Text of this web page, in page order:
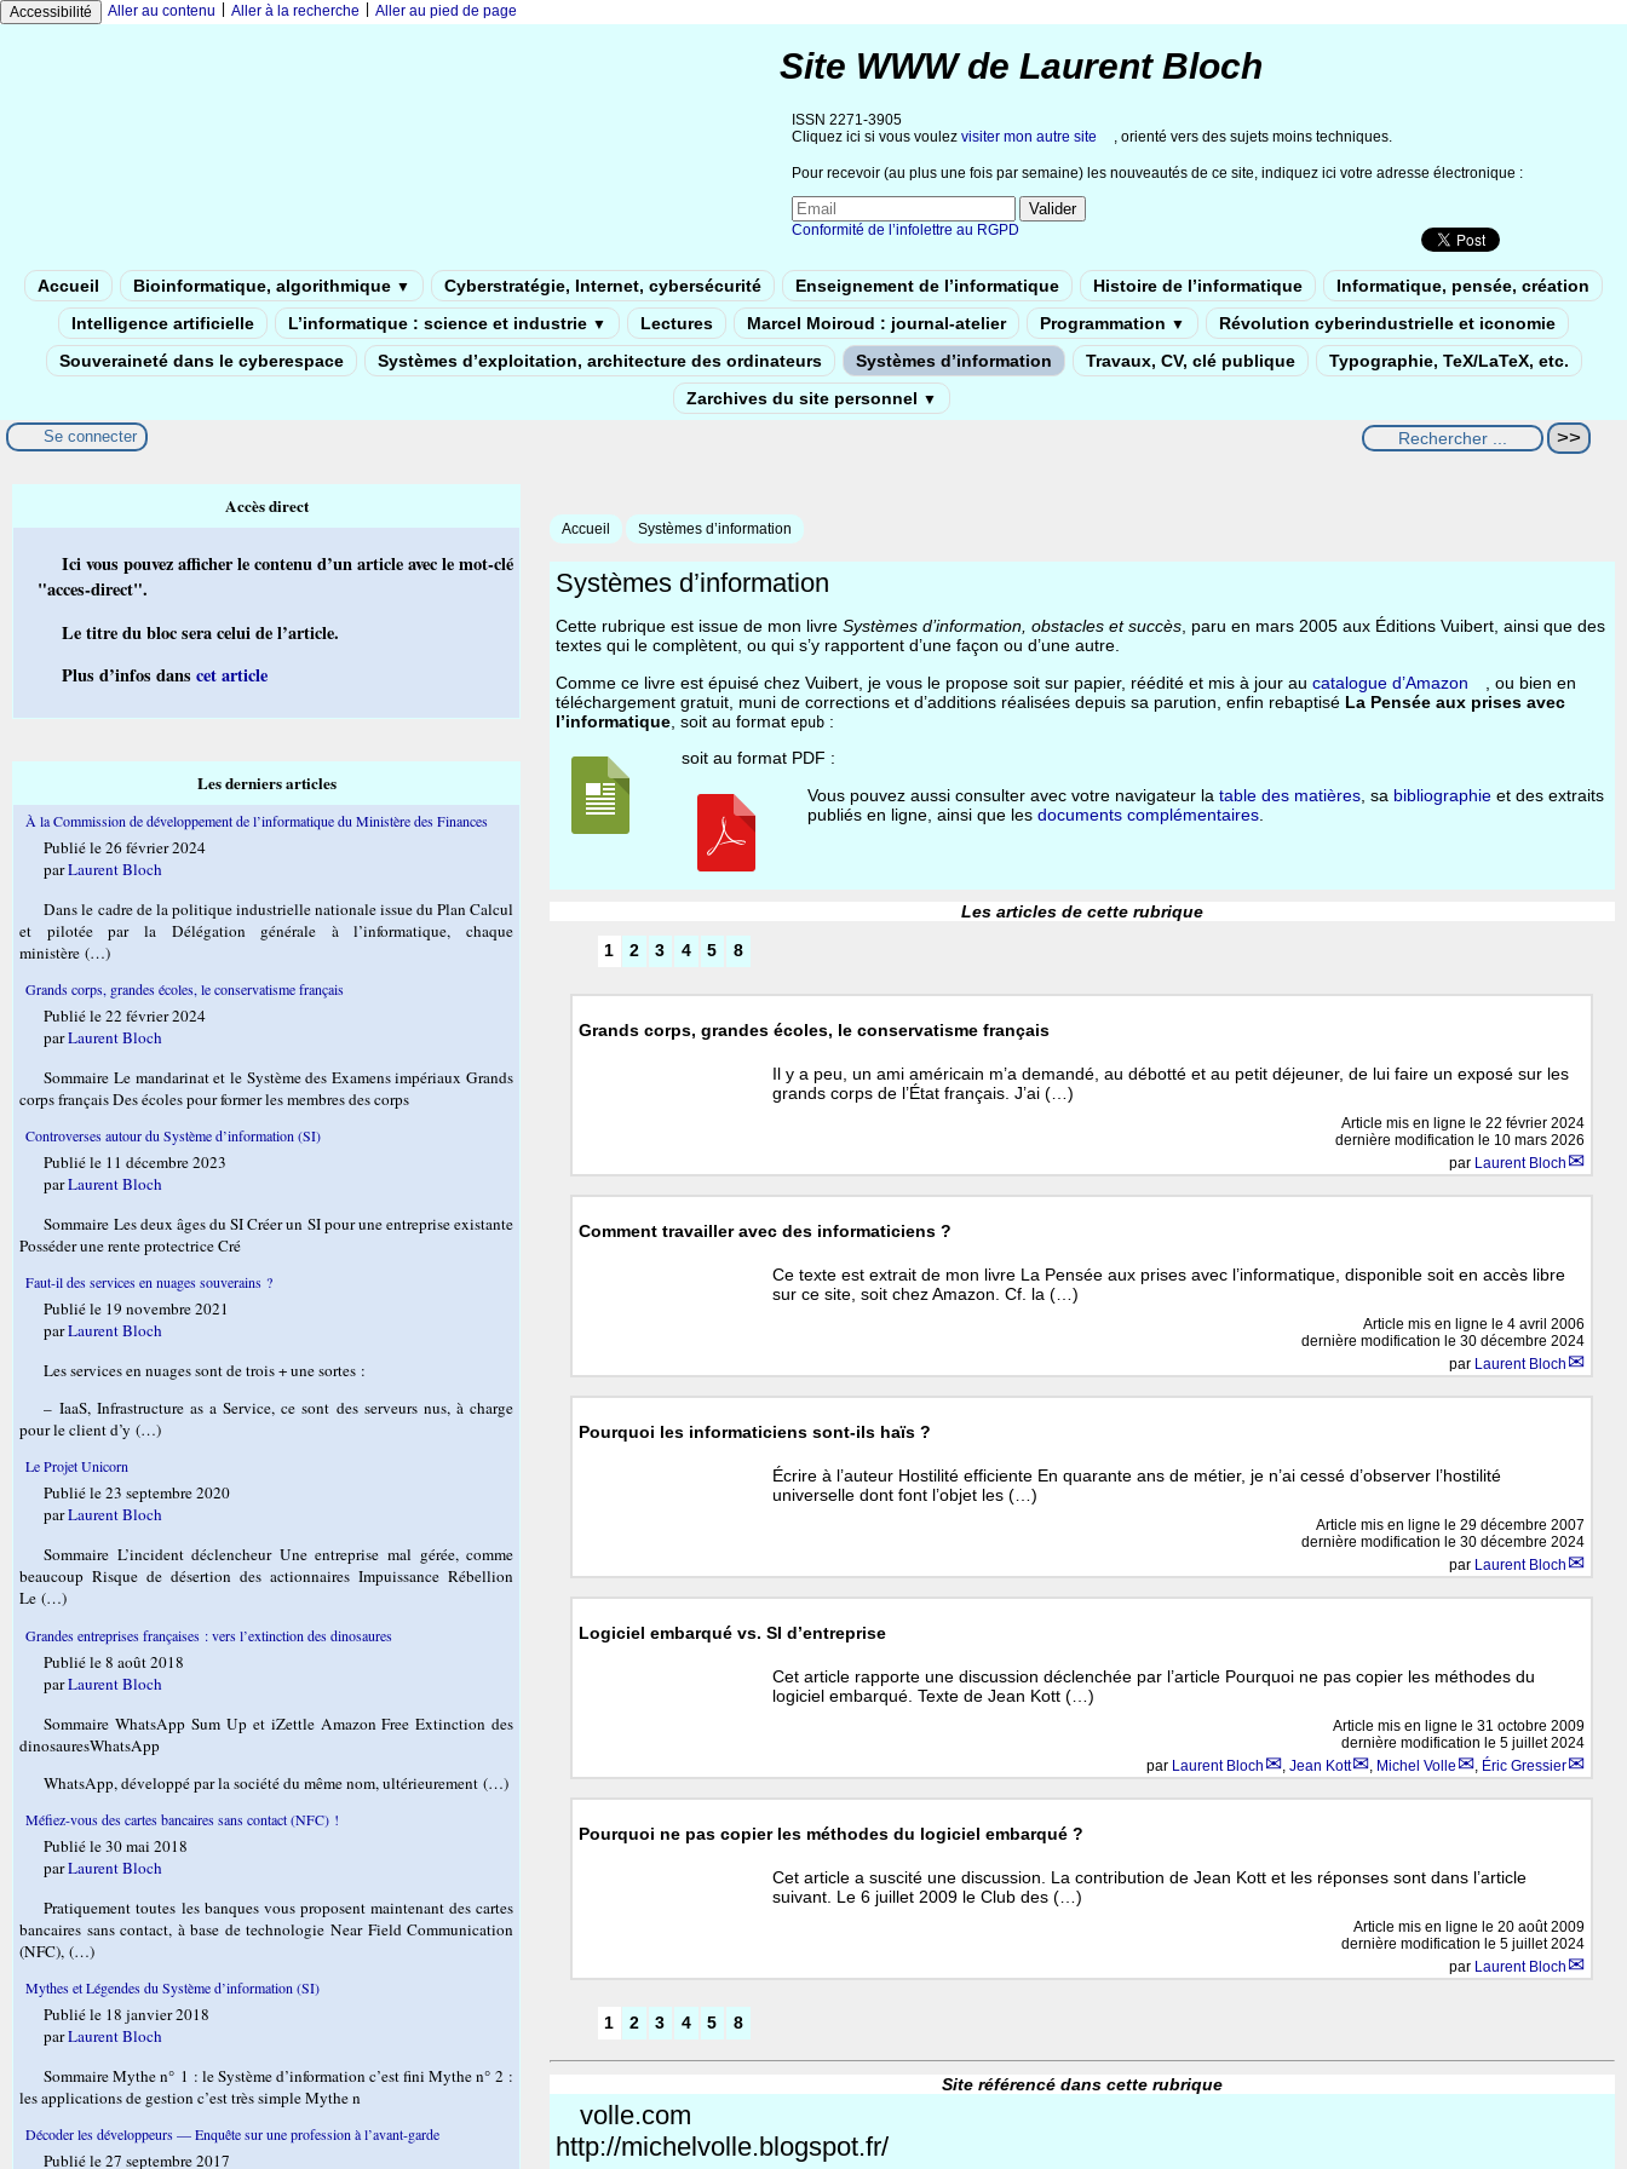
Accessibilité Aller au contenu Aller à la recherche Aller au pied de page
Site WWW de Laurent Bloch
ISSN 2271-3905
Cliquez ici si vous voulez visiter mon autre site , orienté vers des sujets moins techniques.
Pour recevoir (au plus une fois par semaine) les nouveautés de ce site, indiquez ici votre adresse électronique :
Conformité de l’infolettre au RGPD
Accueil Bioinformatique, algorithmique ▼ Cyberstratégie, Internet, cybersécurité Enseignement de l’informatique Histoire de l’informatique
Informatique, pensée, création
Intelligence artificielle
L’informatique : science et industrie ▼ Lectures Marcel Moiroud : journal-atelier Programmation ▼
Révolution cyberindustrielle et iconomie
Souveraineté dans le cyberespace
Systèmes d’exploitation, architecture des ordinateurs Systèmes d’information Travaux, CV, clé publique
Typographie, TeX/LaTeX, etc.
Zarchives du site personnel ▼
Se connecter
Accueil Systèmes d’information
Systèmes d’information
Cette rubrique est issue de mon livre Systèmes d’information, obstacles et succès, paru en mars 2005 aux Éditions Vuibert, ainsi que des
textes qui le complètent, ou qui s’y rapportent d’une façon ou d’une autre.
Comme ce livre est épuisé chez Vuibert, je vous le propose soit sur papier, réédité et mis à jour au catalogue d’Amazon
, ou bien en
téléchargement gratuit, muni de corrections et d’additions réalisées depuis sa parution, enfin rebaptisé La Pensée aux prises avec
l’informatique, soit au format epub:
soit au format PDF :
Vous pouvez aussi consulter avec votre navigateur la table des matières, sa bibliographieet des extraits
publiés en ligne, ainsi que les documents complémentaires.
Les articles de cette rubrique
1 2 3 4 5 8
Grands corps, grandes écoles, le conservatisme français
Il y a peu, un ami américain m’a demandé, au débotté et au petit déjeuner, de lui faire un exposé sur les
grands corps de l’État français. J’ai (…)
Article mis en ligne le22 février 2024
dernière modification le 10 mars 2026
par Laurent Bloch
Comment travailler avec des informaticiens ?
Ce texte est extrait de mon livre La Pensée aux prises avec l’informatique, disponible soit en accès libre
sur ce site, soit chez Amazon. Cf. la (…)
Article mis en ligne le4 avril 2006
dernière modification le 30 décembre 2024
par Laurent Bloch
Pourquoi les informaticiens sont-ils haïs ?
Écrire à l’auteur Hostilité efficiente En quarante ans de métier, je n’ai cessé d’observer l’hostilité
universelle dont font l’objet les (…)
Article mis en ligne le29 décembre 2007
dernière modification le 30 décembre 2024
par Laurent Bloch
Logiciel embarqué vs. SI d’entreprise
Cet article rapporte une discussion déclenchée par l’article Pourquoi ne pas copier les méthodes du
logiciel embarqué. Texte de Jean Kott (…)
Article mis en ligne le31 octobre 2009
dernière modification le 5 juillet 2024
par Laurent Bloch ,Jean Kott , Michel Volle , Éric Gressier
Pourquoi ne pas copier les méthodes du logiciel embarqué ?
Cet article a suscité une discussion. La contribution de Jean Kott et les réponses sont dans l’article
suivant. Le 6 juillet 2009 le Club des (…)
Article mis en ligne le20 août 2009
dernière modification le 5 juillet 2024
par Laurent Bloch
1 2 3 4 5 8
Site référencé dans cette rubrique
volle.com
http://michelvolle.blogspot.fr/
Accès direct
Ici vous pouvez afficher le contenu d’un article avec le mot-clé
"acces-direct".
Le titre du bloc sera celui de l’article.
Plus d’infos dans cet article
Les derniers articles
À la Commission de développement de l’informatique du Ministère des Finances
Publié le 26 février 2024
parLaurent Bloch
Dans le cadre de la politique industrielle nationale issue du Plan Calcul
et pilotée par la Délégation générale à l’informatique, chaque
ministère (…)
Grands corps, grandes écoles, le conservatisme français
Publié le 22 février 2024
parLaurent Bloch
Sommaire Le mandarinat et le Système des Examens impériaux Grands
corps français Des écoles pour former les membres des corps
Controverses autour du Système d’information (SI)
Publié le 11 décembre 2023
parLaurent Bloch
Sommaire Les deux âges du SI Créer un SI pour une entreprise existante
Posséder une rente protectrice Cré
Faut-il des services en nuages souverains ?
Publié le 19 novembre 2021
parLaurent Bloch
Les services en nuages sont de trois + une sortes :
– IaaS, Infrastructure as a Service, ce sont des serveurs nus, à charge
pour le client d’y (…)
Le Projet Unicorn
Publié le 23 septembre 2020
parLaurent Bloch
Sommaire L’incident déclencheur Une entreprise mal gérée, comme
beaucoup Risque de désertion des actionnaires Impuissance Rébellion
Le (…)
Grandes entreprises françaises : vers l’extinction des dinosaures
Publié le 8 août 2018
parLaurent Bloch
Sommaire WhatsApp Sum Up et iZettle Amazon Free Extinction des
dinosauresWhatsApp
WhatsApp, développé par la société du même nom, ultérieurement (…)
Méfiez-vous des cartes bancaires sans contact (NFC) !
Publié le 30 mai 2018
parLaurent Bloch
Pratiquement toutes les banques vous proposent maintenant des cartes
bancaires sans contact, à base de technologie Near Field Communication
(NFC), (…)
Mythes et Légendes du Système d’information (SI)
Publié le 18 janvier 2018
parLaurent Bloch
Sommaire Mythe n° 1 : le Système d’information c’est fini Mythe n° 2 :
les applications de gestion c’est très simple Mythe n
Décoder les développeurs — Enquête sur une profession à l’avant-garde
Publié le 27 septembre 2017